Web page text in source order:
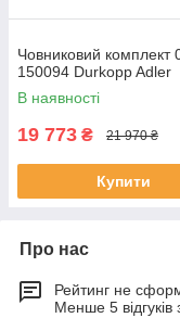
Човниковий комплект
150094 Durkopp Adler
В наявності
19 773 ₴ 21 970 ₴
Купити
Про нас
Рейтинг не
Менше 5 відгуків